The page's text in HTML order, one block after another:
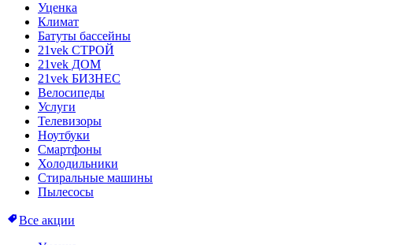
Уценка
Климат
Батуты бассейны
21vek СТРОЙ
21vek ДОМ
21vek БИЗНЕС
Велосипеды
Услуги
Телевизоры
Ноутбуки
Смартфоны
Холодильники
Стиральные машины
Пылесосы
Все акции